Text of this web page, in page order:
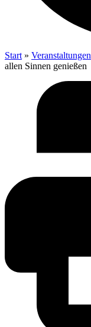
Start » Veranstaltungen
allen Sin­nen genießen